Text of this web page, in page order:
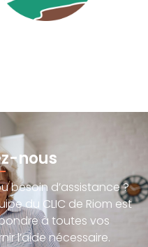
nous
besoin d’assistance ?
du CLIC de Riom est
à toutes vos
l’aide nécessaire.